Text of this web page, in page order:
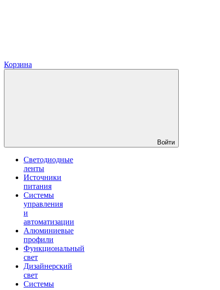
Корзина
Войти
Светодиодные
ленты
Источники
питания
Системы
управления
и
автоматизации
Алюминиевые
профили
Функциональный
свет
Дизайнерский
свет
Системы